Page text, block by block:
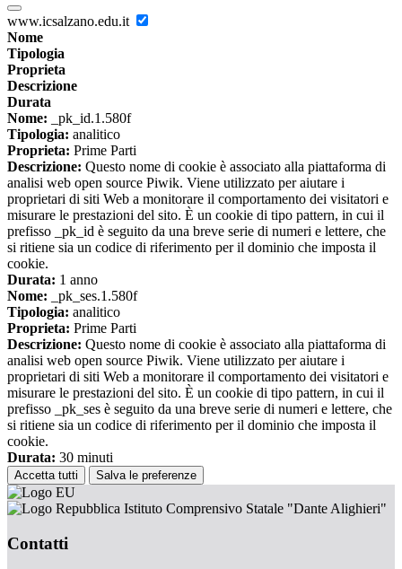
www.icsalzano.edu.it
Nome
Tipologia
Proprieta
Descrizione
Durata
Nome: _pk_id.1.580f
Tipologia: analitico
Proprieta: Prime Parti
Descrizione: Questo nome di cookie è associato alla piattaforma di
analisi web open source Piwik. Viene utilizzato per aiutare i
proprietari di siti Web a monitorare il comportamento dei visitatori e
misurare le prestazioni del sito. È un cookie di tipo pattern, in cui il
prefisso _pk_id è seguito da una breve serie di numeri e lettere, che
si ritiene sia un codice di riferimento per il dominio che imposta il
cookie.
Durata: 1 anno
Nome: _pk_ses.1.580f
Tipologia: analitico
Proprieta: Prime Parti
Descrizione: Questo nome di cookie è associato alla piattaforma di
analisi web open source Piwik. Viene utilizzato per aiutare i
proprietari di siti Web a monitorare il comportamento dei visitatori e
misurare le prestazioni del sito. È un cookie di tipo pattern, in cui il
prefisso _pk_ses è seguito da una breve serie di numeri e lettere, che
si ritiene sia un codice di riferimento per il dominio che imposta il
cookie.
Durata: 30 minuti
Accetta tutti Salva le preferenze
Istituto Comprensivo Statale "Dante Alighieri"
Contatti